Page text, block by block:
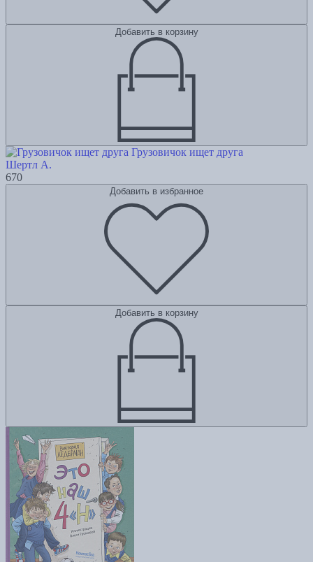
Добавить в корзину
Грузовичок ищет друга
Шертл А.
670
Добавить в избранное
Добавить в корзину